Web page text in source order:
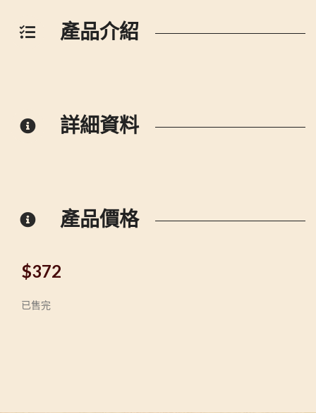
產品介紹
詳細資料
產品價格
$372
已售完